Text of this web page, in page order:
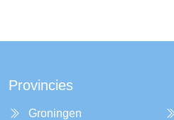
Provincies
Groningen